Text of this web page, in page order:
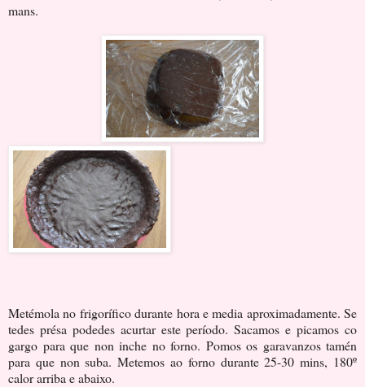
mans.
Metémola no frigorífico durante hora e media aproximadamente. Se
tedes présa podedes acurtar este período. Sacamos e picamos co
gargo para que non inche no forno. Pomos os garavanzos tamén
para que non suba. Metemos ao forno durante 25-30 mins, 180º
calor arriba e abaixo.